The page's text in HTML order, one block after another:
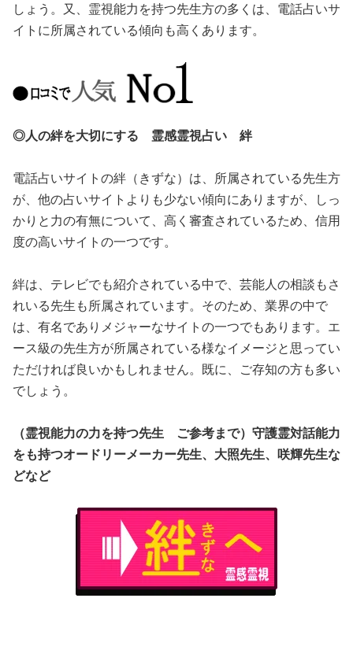
しょう。又、霊視能力を持つ先生方の多くは、電話占いサ
イトに所属されている傾向も高くあります。
◎人の絆を大切にする 霊感霊視占い 絆
電話占いサイトの絆（きずな）は、所属されている先生方
が、他の占いサイトよりも少ない傾向にありますが、しっ
かりと力の有無について、高く審査されているため、信用
度の高いサイトの一つです。
絆は、テレビでも紹介されている中で、芸能人の相談もさ
れいる先生も所属されています。そのため、業界の中で
は、有名でありメジャーなサイトの一つでもあります。エ
ース級の先生方が所属されている様なイメージと思ってい
ただければ良いかもしれません。既に、ご存知の方も多い
でしょう。
（霊視能力の力を持つ先生 ご参考まで）守護霊対話能力
をも持つオードリーメーカー先生、大照先生、咲輝先生な
どなど